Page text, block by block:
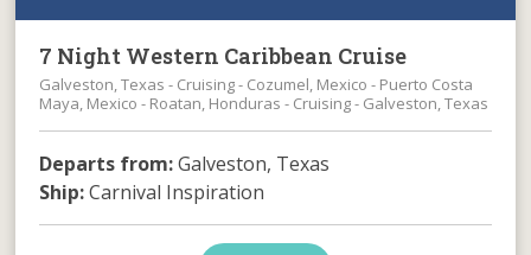
7 Night Western Caribbean Cruise
Galveston, Texas - Cruising - Cozumel, Mexico - Puerto Costa
Maya, Mexico - Roatan, Honduras - Cruising - Galveston, Texas
Departs from:Galveston, Texas
Ship:Carnival Inspiration